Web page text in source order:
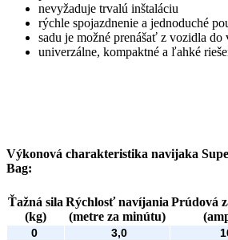
nevyžaduje trvalú inštaláciu
rýchle spojazdnenie a jednoduché
sadu je možné prenášať z vozidla do
univerzálne, kompaktné a ľahké
Výkonová charakteristika navijaka
Bag:
Ťažná sila
(kg)
Rýchlosť navíjania
(metre za minútu)
Prúdová
0 3,0